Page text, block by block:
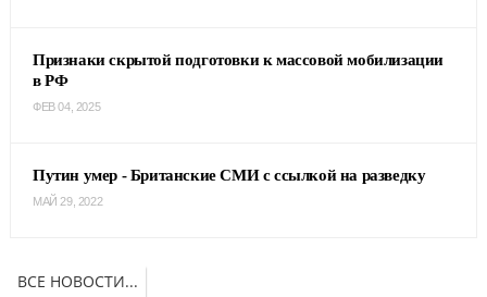
Признаки скрытой подготовки к массовой мобилизации
в РФ
ФЕВ 04, 2025
Путин умер - Британские СМИ с ссылкой на разведку
МАЙ 29, 2022
ВСЕ НОВОСТИ...